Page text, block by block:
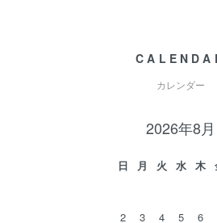
カレンダー
2026年8月
日 月 火 水 木
2
3 4 5 6